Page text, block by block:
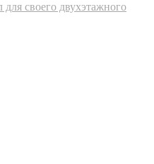
своего двухэтажного